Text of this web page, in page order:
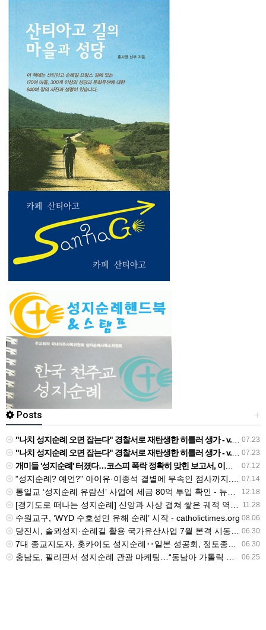
+
Posts
07.23
"나치 성지순례 오면 잡는다" 경찰서로 재탄생한 히틀러 생가 - v.daum.net
07.23
"나치 성지순례 오면 잡는다" 경찰서로 재탄생한 히틀러 생가 - v.daum.net
07.12
개미들 '성지순례' 터졌다…코스피 폭락 정확히 맞힌 보고서, 이번엔 "지금 사야" - 네이트
07.14
"성지순례? 예언?" 아이유·이종석 결별에 무속인 점사까지..과도한 추측 '눈살' [Oh!쎈 초점] - v.daum.net
12.18
통일교 ‘성지순례 유람선’ 사업에 세금 80억 투입 확인 - 뉴스타파
11.28
[경기도로 떠나는 성지순례] 신앙과 사상 겹쳐 쌓은 궤적 역동하는 도시를 이루다 - v.daum.net
08.06
수원교구, ‘WYD 수호성인 유해 순례’ 시작 - catholictimes.org
06.30
당진시, 솔뫼성지·순례길 활용 국가유산사업 7월 본격 시동 - 밥상뉴스
06.30
7대 종교지도자, 홋카이도 성지순례‥일본 성공회, 정토종과 교류 - btnnews.tv
06.25
충남도, 필리핀서 성지순례 관광 마케팅…“동남아 가톨릭 시장 공략” - newskorea.ne.kr